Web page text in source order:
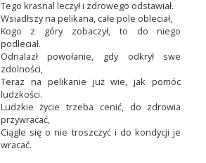
Tego krasnal leczył i zdrowego odstawiał.
Wsiadłszy na pelikana, całe pole obleciał,
Kogo z góry zobaczył, to do niego
podleciał.
Odnalazł powołanie, gdy odkrył swe
zdolności,
Teraz na pelikanie już wie, jak pomóc
ludzkości.
Ludzkie życie trzeba cenić, do zdrowia
przywracać,
Ciągle się o nie troszczyć i do kondycji je
wracać.